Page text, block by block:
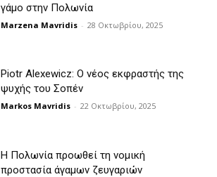
γάμο στην Πολωνία
Marzena Mavridis - 28 Οκτωβρίου, 2025
Piotr Alexewicz: Ο νέος εκφραστής της
ψυχής του Σοπέν
Markos Mavridis - 22 Οκτωβρίου, 2025
Η Πολωνία προωθεί τη νομική
προστασία άγαμων ζευγαριών